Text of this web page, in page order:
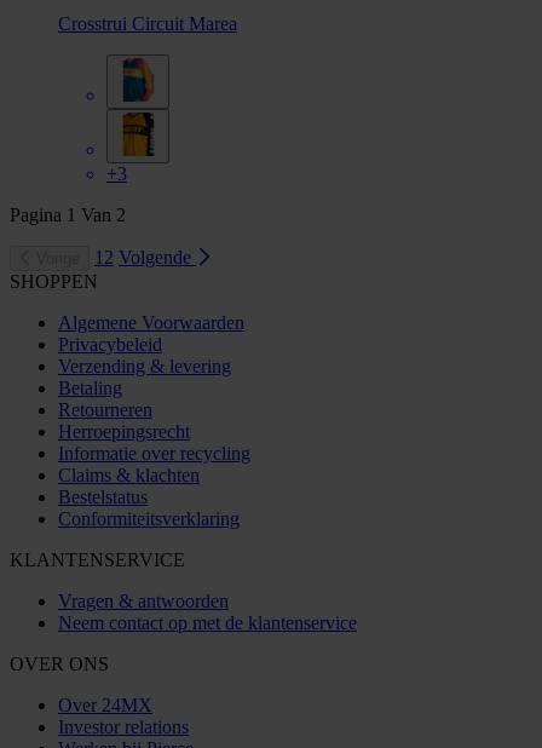
Crosstrui Circuit Marea
+3
Pagina 1 Van 2
1 2 Volgende
SHOPPEN
Algemene Voorwaarden
Privacybeleid
Verzending & levering
Betaling
Retourneren
Herroepingsrecht
Informatie over recycling
Claims & klachten
Bestelstatus
Conformiteitsverklaring
KLANTENSERVICE
Vragen & antwoorden
Neem contact op met de klantenservice
OVER ONS
Over 24MX
Investor relations